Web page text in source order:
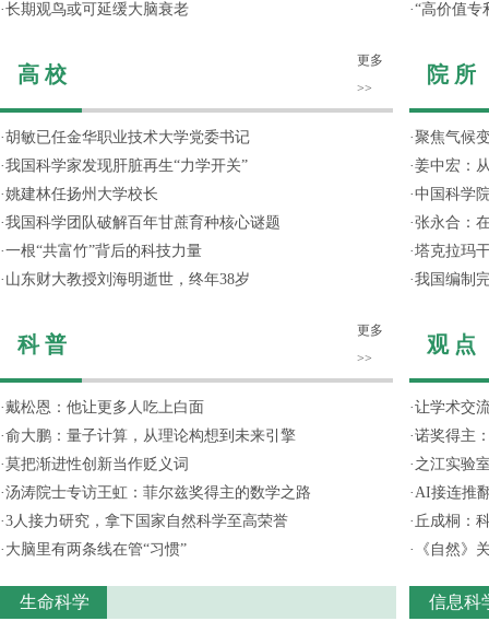
·长期观鸟或可延缓大脑衰老
高 校
更多
>>
·胡敏已任金华职业技术大学党委书记
·我国科学家发现肝脏再生“力学开关”
·姚建林任扬州大学校长
·我国科学团队破解百年甘蔗育种核心谜题
·一根“共富竹”背后的科技力量
· 山东财大教授刘海明逝世，终年38岁
科 普
更多
>>
·戴松恩：他让更多人吃上白面
·俞大鹏：量子计算，从理论构想到未来引擎
·莫把渐进性创新当作贬义词
·汤涛院士专访王虹：菲尔兹奖得主的数学之路
·3人接力研究，拿下国家自然科学至高荣誉
· 大脑里有两条线在管“习惯”
生命科学
·“高价值专
院 所
·聚焦气候
·姜中宏：
·中国科学
·张永合：
·塔克拉玛
·我国编制
观 点
·让学术交
·诺奖得主
· 之江实验
·AI接连推
· 丘成桐：
·
《自然》
信息科